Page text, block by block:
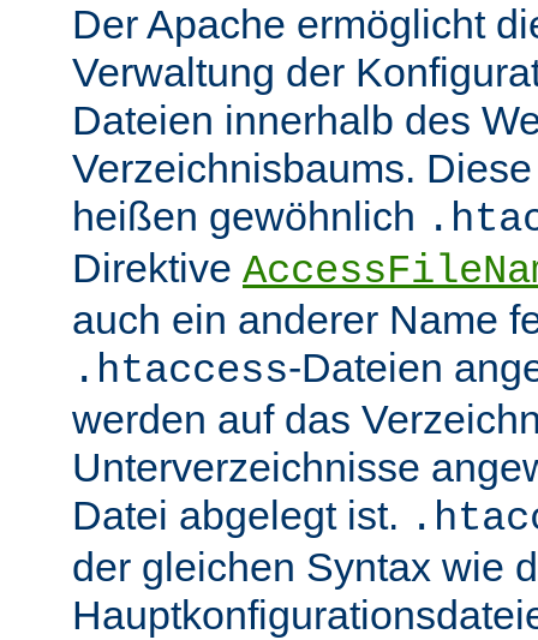
Der Apache ermöglicht
Verwaltung der
Dateien innerhalb des
Verzeichnisbaums.
heißen gewöhnlich
Direktive
auch ein anderer Name
.htaccess-Dateien
werden auf das
Unterverzeichnisse
Datei abgelegt ist.
der gleichen Syntax wie